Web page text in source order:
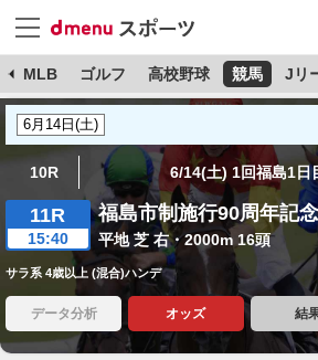
MLB ゴルフ 高校野球 競馬 Jリ
10R 6/14(土) 1回福島1日
11R
15:40
福島市制施行90周年記念
平地 芝 右・2000m 16頭
サラ系 4歳以上 (混合)ハンデ
データ分析 オッズ 結